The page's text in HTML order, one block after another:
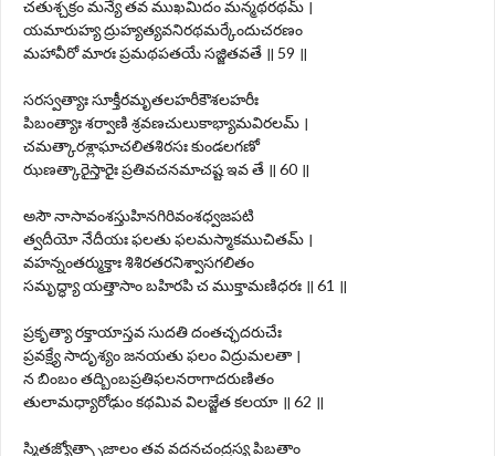
చతుశ్చక్రం మన్యే తవ ముఖమిదం మన్మథరథమ్ ।
యమారుహ్య ద్రుహ్యత్యవనిరథమర్కేందుచరణం
మహావీరో మారః ప్రమథపతయే సజ్జితవతే ॥ 59 ॥
సరస్వత్యాః సూక్తీరమృతలహరీకౌశలహరీః
పిబంత్యాః శర్వాణి శ్రవణచులుకాభ్యామవిరలమ్ ।
చమత్కారశ్లాఘాచలితశిరసః కుండలగణో
ఝణత్కారైస్తారైః ప్రతివచనమాచష్ట ఇవ తే ॥ 60 ॥
అసౌ నాసావంశస్తుహినగిరివంశధ్వజపటి
త్వదీయో నేదీయః ఫలతు ఫలమస్మాకముచితమ్ ।
వహన్నంతర్ముక్తాః శిశిరతరనిశ్వాసగలితం
సమృద్ధ్యా యత్తాసాం బహిరపి చ ముక్తామణిధరః ॥ 61 ॥
ప్రకృత్యా రక్తాయాస్తవ సుదతి దంతచ్ఛదరుచేః
ప్రవక్ష్యే సాదృశ్యం జనయతు ఫలం విద్రుమలతా ।
న బింబం తద్బింబప్రతిఫలనరాగాదరుణితం
తులామధ్యారోఢుం కథమివ విలజ్జేత కలయా ॥ 62 ॥
స్మితజ్యోత్స్నాజాలం తవ వదనచంద్రస్య పిబతాం